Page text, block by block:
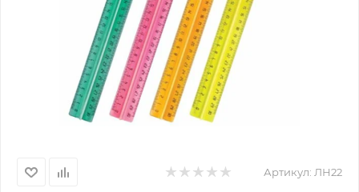
Артикул: ЛН22